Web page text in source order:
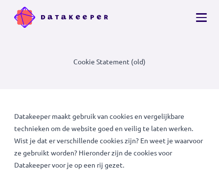
Datakeeper maakt gebruik van cookies en vergelijkbare
technieken om de website goed en veilig te laten werken.
Wist je dat er verschillende cookies zijn? En weet je
ze gebruikt worden? Hieronder zijn de cookies voor